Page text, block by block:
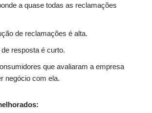
a quase todas as reclamações
de reclamações é alta.
resposta é curto.
que avaliaram a empresa
negócio com ela.